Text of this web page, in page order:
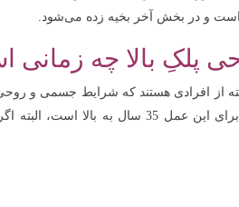
است و در بخش آخر بخیه زده می‌شود.
پلکِ بالا چه زمانی
از افرادی هستند که شرایط جسمی و
مربوط به آن اگاهی دارند. سن مناسب برای